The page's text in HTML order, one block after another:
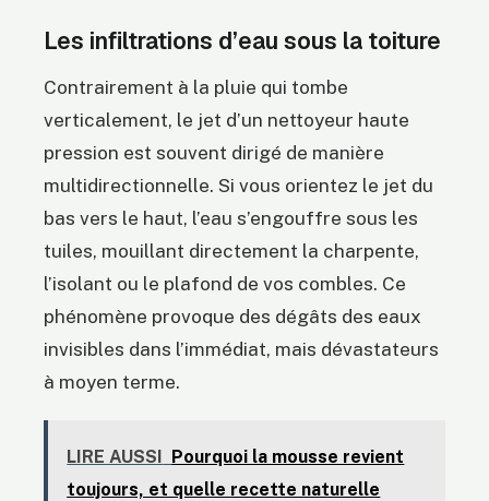
Les infiltrations d’eau sous la toiture
Contrairement à la pluie qui tombe
verticalement, le jet d’un nettoyeur haute
pression est souvent dirigé de manière
multidirectionnelle. Si vous orientez le jet du
bas vers le haut, l’eau s’engouffre sous les
tuiles, mouillant directement la charpente,
l’isolant ou le plafond de vos combles. Ce
phénomène provoque des dégâts des eaux
invisibles dans l’immédiat, mais dévastateurs
à moyen terme.
LIRE AUSSI Pourquoi la mousse revient
toujours, et quelle recette naturelle